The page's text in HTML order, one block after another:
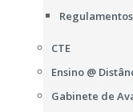
CTE
Ensino @
Gabinete de
Dia da